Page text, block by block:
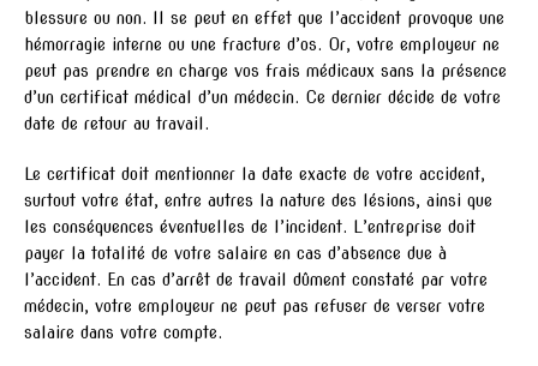
blessure ou non. Il se peut en effet que l’accident provoque une
hémorragie interne ou une fracture d’os. Or, votre employeur ne
peut pas prendre en charge vos frais médicaux sans la présence
d’un certificat médical d’un médecin. Ce dernier décide de votre
date de retour au travail.
Le certificat doit mentionner la date exacte de votre accident,
surtout votre état, entre autres la nature des lésions, ainsi que
les conséquences éventuelles de l’incident. L’entreprise doit
payer la totalité de votre salaire en cas d’absence due à
l’accident. En cas d’arrêt de travail dûment constaté par votre
médecin, votre employeur ne peut pas refuser de verser votre
salaire dans votre compte.